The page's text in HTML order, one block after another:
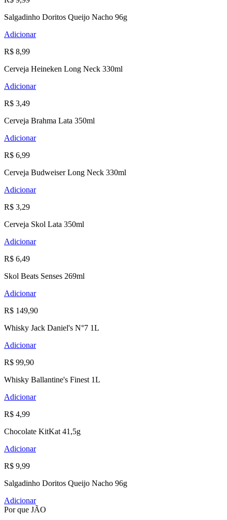
Salgadinho Doritos Queijo Nacho 96g
Adicionar
R$ 8,99
Cerveja Heineken Long Neck 330ml
Adicionar
R$ 3,49
Cerveja Brahma Lata 350ml
Adicionar
R$ 6,99
Cerveja Budweiser Long Neck 330ml
Adicionar
R$ 3,29
Cerveja Skol Lata 350ml
Adicionar
R$ 6,49
Skol Beats Senses 269ml
Adicionar
R$ 149,90
Whisky Jack Daniel's N°7 1L
Adicionar
R$ 99,90
Whisky Ballantine's Finest 1L
Adicionar
R$ 4,99
Chocolate KitKat 41,5g
Adicionar
R$ 9,99
Salgadinho Doritos Queijo Nacho 96g
Adicionar
Por que JÃO